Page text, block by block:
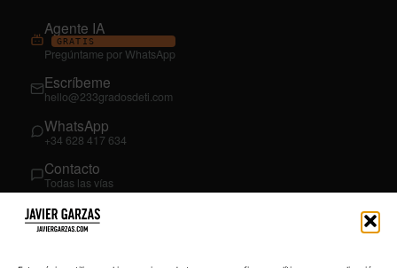
Agente IA
GRATIS
Pregúntame por WhatsApp
Escríbeme
hello@233gradosdeti.com
WhatsApp
+34 628 417 634
Contacto
Todas las vías
03SÍGUEME